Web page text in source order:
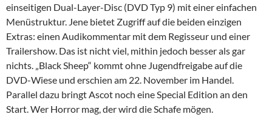
einseitigen Dual-Layer-Disc (DVD Typ 9) mit einer einfachen
Menüstruktur. Jene bietet Zugriff auf die beiden einzigen
Extras: einen Audikommentar mit dem Regisseur und einer
Trailershow. Das ist nicht viel, mithin jedoch besser als gar
nichts. „Black Sheep“ kommt ohne Jugendfreigabe auf die
DVD-Wiese und erschien am 22. November im Handel.
Parallel dazu bringt Ascot noch eine Special Edition an den
Start. Wer Horror mag, der wird die Schafe mögen.